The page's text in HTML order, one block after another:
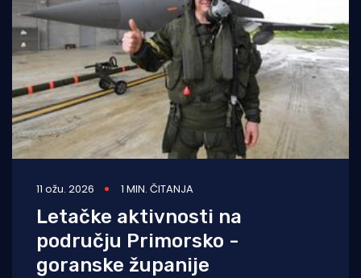
11 ožu. 2026 1 MIN. ČITANJA
Letačke aktivnosti na
području Primorsko -
goranske županije